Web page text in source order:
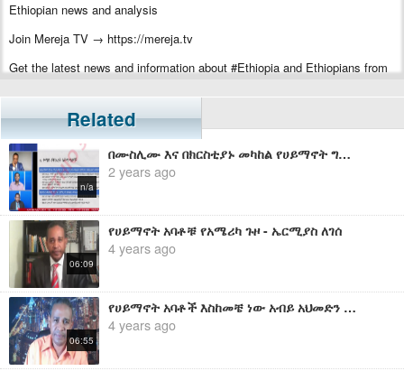
Ethiopian news and analysis
Join Mereja TV → https://mereja.tv
Get the latest news and information about #Ethiopia and Ethiopians from
For inquiry or additional information, visit Mereja.com
Mereja presents Ethiopian news, Ethiopian music, sports, arts, and
entertainment
Related
n/a
በሙስሊሙ እና በክርስቲያኑ መካከል የሀይማኖት ግጭት ለመፍጠር የአብይ አገዛዝ አቅጣጫ ያስቀመጠበት የሚስጥራዊ ሰነዱ አደገኛ ነጥብ
2 years ago
06:09
የሀይማኖት አባቶቹ የአሜሪካ ጉዞ - ኤርሚያስ ለገሰ
4 years ago
06:55
የሀይማኖት አባቶች እስከመቼ ነው አብይ አህመድን የምትታገሱት?- ኤርሚያስ ለገሰ
4 years ago